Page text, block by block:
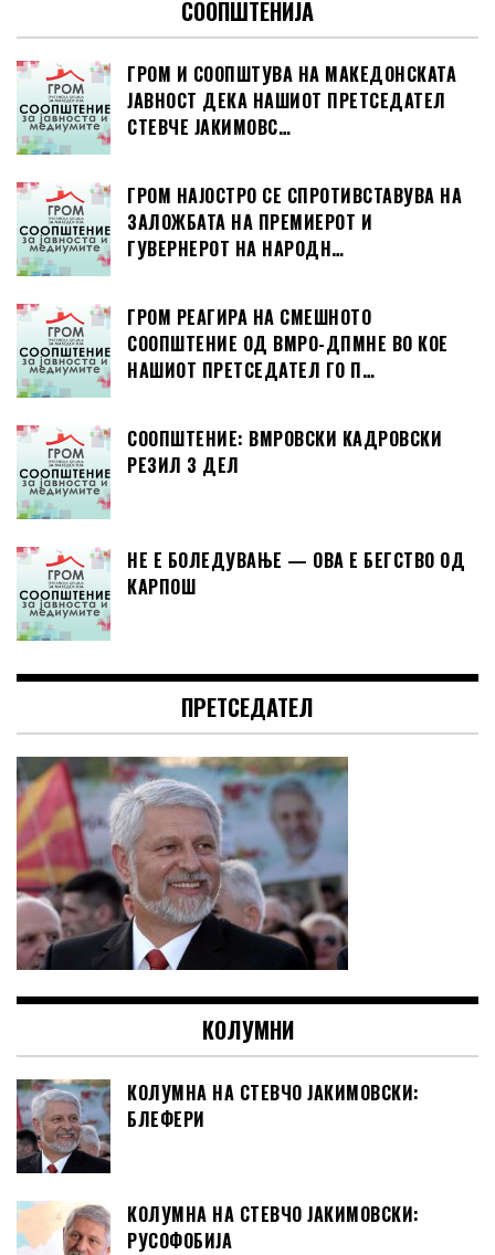
СООПШТЕНИЈА
ГРОМ И СООПШТУВА НА МАКЕДОНСКАТА
ЈАВНОСТ ДЕКА НАШИОТ ПРЕТСЕДАТЕЛ
СТЕВЧЕ ЈАКИМОВС…
ГРОМ НАЈОСТРО СЕ СПРОТИВСТАВУВА НА
ЗАЛОЖБАТА НА ПРЕМИЕРОТ И
ГУВЕРНЕРОТ НА НАРОДН…
ГРОМ РЕАГИРА НА СМЕШНОТО
СООПШТЕНИЕ ОД ВМРО-ДПМНЕ ВО КОЕ
НАШИОТ ПРЕТСЕДАТЕЛ ГО П…
СООПШТЕНИЕ: ВМРОВСКИ КАДРОВСКИ
РЕЗИЛ 3 ДЕЛ
НЕ Е БОЛЕДУВАЊЕ — ОВА Е БЕГСТВО ОД
КАРПОШ
ПРЕТСЕДАТЕЛ
КОЛУМНИ
КОЛУМНА НА СТЕВЧО ЈАКИМОВСКИ:
БЛЕФЕРИ
КОЛУМНА НА СТЕВЧО ЈАКИМОВСКИ:
РУСОФОБИЈА